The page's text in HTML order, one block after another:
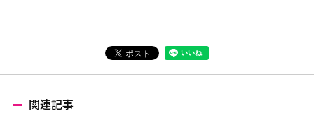
関連記事